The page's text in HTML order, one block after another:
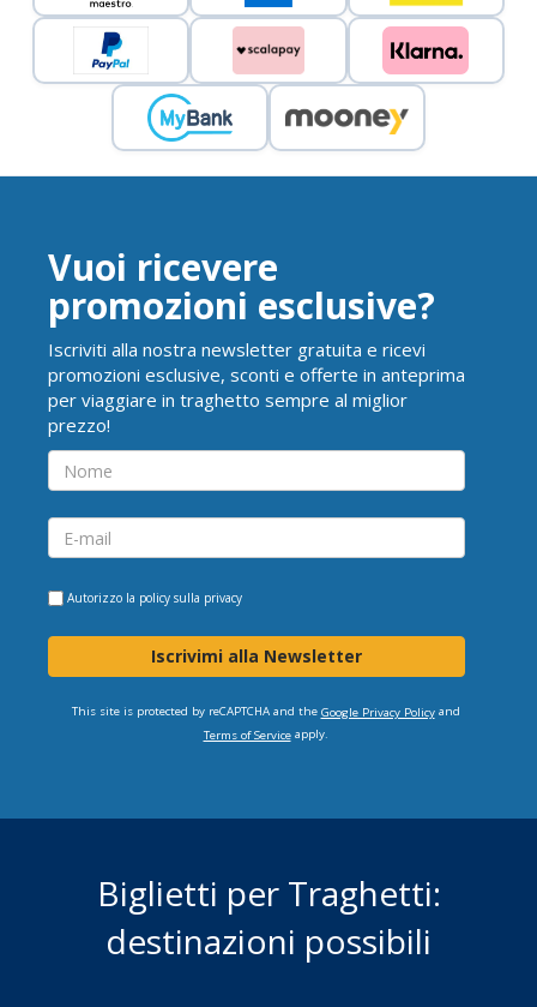
Vuoi ricevere
promozioni esclusive?
Iscriviti alla nostra newsletter gratuita e ricevi
promozioni esclusive, sconti e offerte in anteprima
per viaggiare in traghetto sempre al miglior
prezzo!
Autorizzo la policy sulla privacy
Iscrivimi alla Newsletter
This site is protected by reCAPTCHA and the Google Privacy Policyand
Terms of Serviceapply.
Biglietti per Traghetti:
destinazioni possibili